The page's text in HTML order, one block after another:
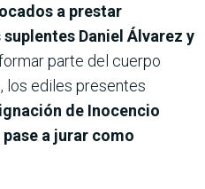
a prestar
Daniel Álvarez y
parte del cuerpo
los ediles presentes
de Inocencio
a jurar como